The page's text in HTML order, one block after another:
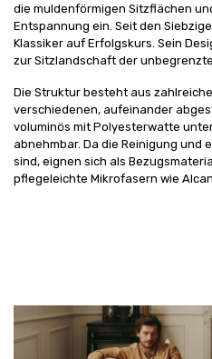
die muldenförmigen Sitzflächen
Entspannung ein. Seit den
Klassiker auf Erfolgskurs. Sein
zur Sitzlandschaft der
Die Struktur besteht aus
verschiedenen, aufeinander
voluminös mit Polyesterwatte
abnehmbar. Da die Reinigung und
sind, eignen sich als
pflegeleichte Mikrofasern wie